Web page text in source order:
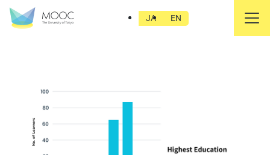
JA EN
緑農住_3.png